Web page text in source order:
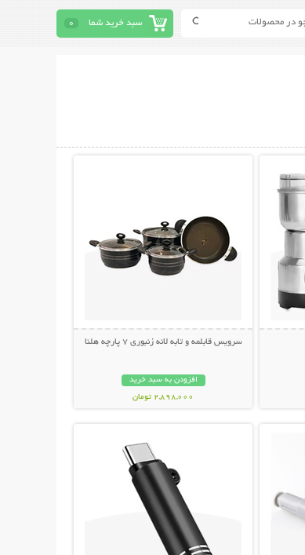
سبد خرید شما 0
سرویس قابلمه و تابه لانه زنبوری 7 پارچه هلنا
افزودن به سبد خرید
2,898,000 تومان